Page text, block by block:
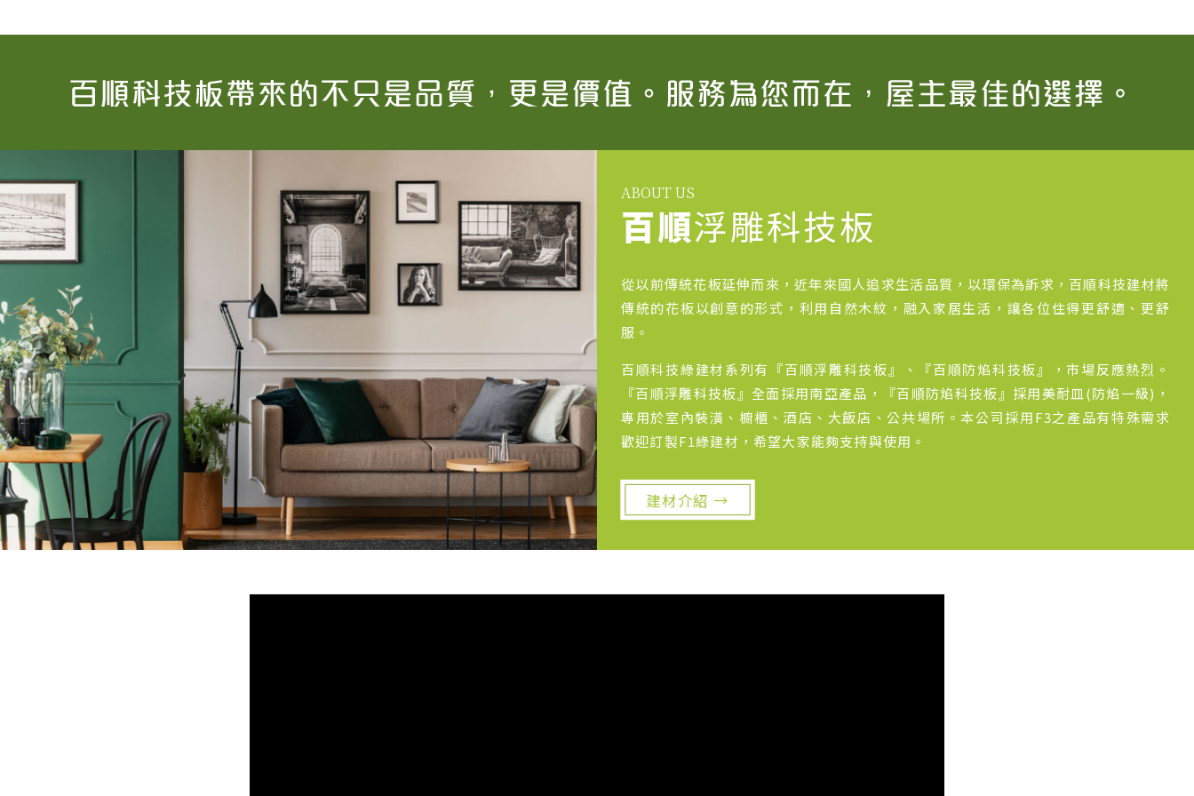
ABOUT US
百順浮雕科技板
從以前傳統花板延伸而來，近年來國人追求生活品質，以環保為訴求，百順科技建材將
傳統的花板以創意的形式，利用自然木紋，融入家居生活，讓各位住得更舒適、更舒
服。
百順科技綠建材系列有『百順浮雕科技板』、『百順防焰科技板』，市場反應熱烈。
『百順浮雕科技板』全面採用南亞產品，『百順防焰科技板』採用美耐皿(防焰一級)，
專用於室內裝潢、櫥櫃、酒店、大飯店、公共場所。本公司採用F3之產品有特殊需求
歡迎訂製F1綠建材，希望大家能夠支持與使用。
建材介紹 →